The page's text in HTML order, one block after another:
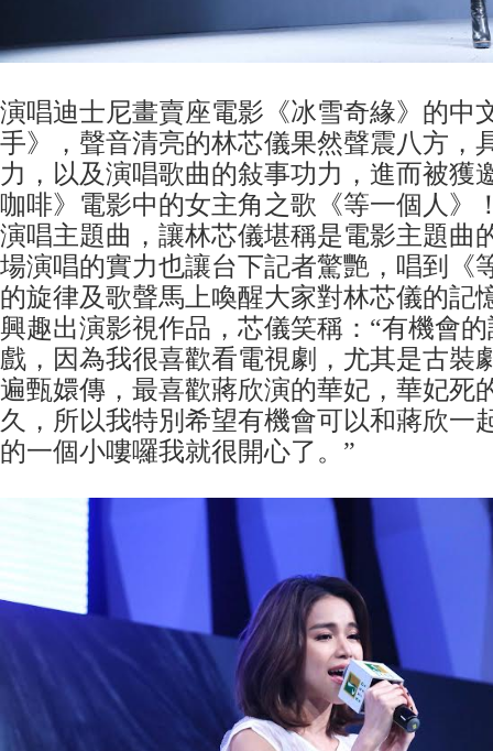
演唱迪士尼畫賣座電影《冰雪奇緣》的中
手》，聲音清亮的林芯儀果然聲震八方，
力，以及演唱歌曲的敍事功力，進而被獲
咖啡》電影中的女主角之歌《等一個人》
演唱主題曲，讓林芯儀堪稱是電影主題曲
場演唱的實力也讓台下記者驚艷，唱到《
的旋律及歌聲馬上喚醒大家對林芯儀的記
興趣出演影視作品，芯儀笑稱：“有機會
戲，因為我很喜歡看電視劇，尤其是古裝
遍甄嬛傳，最喜歡蔣欣演的華妃，華妃死
久，所以我特別希望有機會可以和蔣欣一
的一個小嘍囉我就很開心了。”